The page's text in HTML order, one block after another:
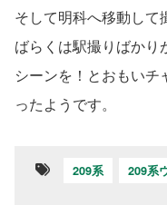
そして明科へ移動して
ばらくは駅撮りばか
シーンを！とおもい
ったようです。
209系 209系